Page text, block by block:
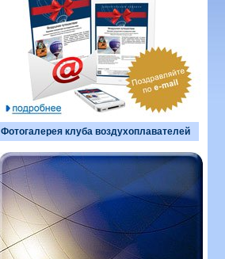
Фотогалерея клуба воздухоплавателей